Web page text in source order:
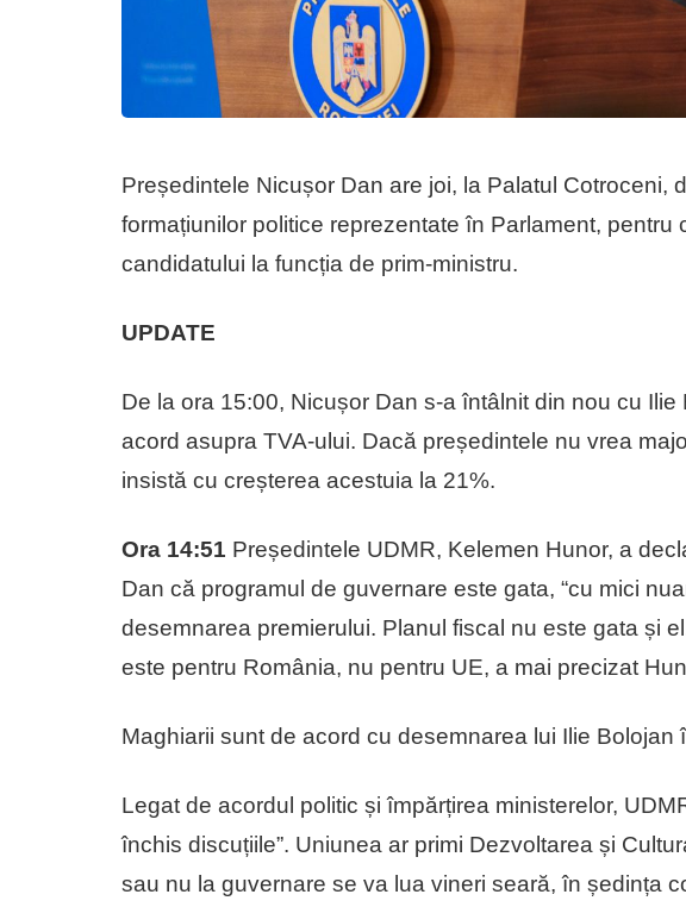
Președintele Nicușor Dan are joi, la Palatul Cotroceni,
formațiunilor politice reprezentate în Parlament, pentru
candidatului la funcția de prim-ministru.
UPDATE
De la ora 15:00, Nicușor Dan s-a întâlnit din nou cu
acord asupra TVA-ului. Dacă președintele nu vrea
insistă cu creșterea acestuia la 21%.
Ora 14:51 Președintele UDMR, Kelemen Hunor, a
Dan că programul de guvernare este gata, “cu mici
desemnarea premierului. Planul fiscal nu este gata și
este pentru România, nu pentru UE, a mai precizat
Maghiarii sunt de acord cu desemnarea lui Ilie Bolojan
Legat de acordul politic și împărțirea ministerelor,
închis discuțiile”. Uniunea ar primi Dezvoltarea și
sau nu la guvernare se va lua vineri seară, în ședința